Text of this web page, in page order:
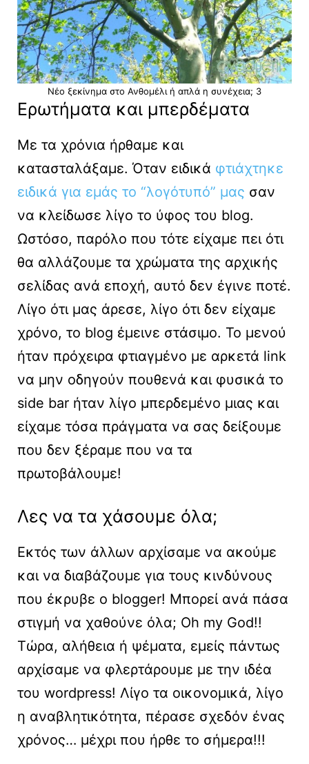
Νέο ξεκίνημα στο Ανθομέλι ή απλά η συνέχεια; 3
Ερωτήματα και μπερδέματα
Με τα χρόνια ήρθαμε και
κατασταλάξαμε. Όταν ειδικά φτιάχτηκε
ειδικά για εμάς το “λογότυπό” μας σαν
να κλείδωσε λίγο το ύφος του blog.
Ωστόσο, παρόλο που τότε είχαμε πει ότι
θα αλλάζουμε τα χρώματα της αρχικής
σελίδας ανά εποχή, αυτό δεν έγινε ποτέ.
Λίγο ότι μας άρεσε, λίγο ότι δεν είχαμε
χρόνο, το blog έμεινε στάσιμο. Το μενού
ήταν πρόχειρα φτιαγμένο με αρκετά link
να μην οδηγούν πουθενά και φυσικά το
side bar ήταν λίγο μπερδεμένο μιας και
είχαμε τόσα πράγματα να σας δείξουμε
που δεν ξέραμε που να τα
πρωτοβάλουμε!
Λες να τα χάσουμε όλα;
Εκτός των άλλων αρχίσαμε να ακούμε
και να διαβάζουμε για τους κινδύνους
που έκρυβε ο blogger! Μπορεί ανά πάσα
στιγμή να χαθούνε όλα; Oh my God!!
Τώρα, αλήθεια ή ψέματα, εμείς πάντως
αρχίσαμε να φλερτάρουμε με την ιδέα
του wordpress! Λίγο τα οικονομικά, λίγο
η αναβλητικότητα, πέρασε σχεδόν ένας
χρόνος… μέχρι που ήρθε το σήμερα!!!